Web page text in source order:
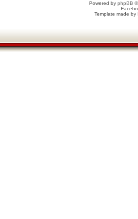
Powered by phpBB
Template made by